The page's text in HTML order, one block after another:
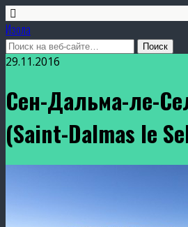
Изола
29.11.2016
Сен-Дальма-ле-
(Saint-Dalmas le